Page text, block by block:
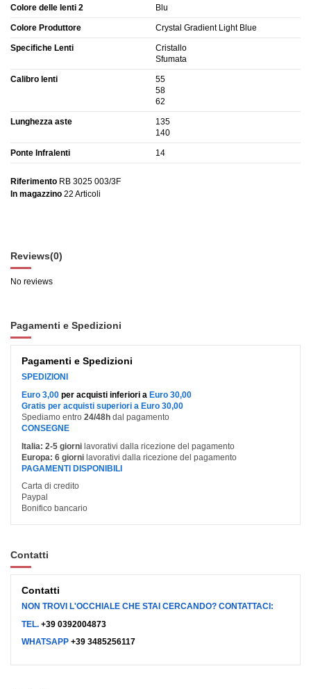
Colore delle lenti 2 Blu
Colore Produttore Crystal Gradient Light Blue
Specifiche Lenti
Cristallo
Sfumata
Calibro lenti
55
58
62
Lunghezza aste
135
140
Ponte Infralenti 14
Riferimento RB 3025 003/3F
In magazzino 22 Articoli
Reviews(0)
No reviews
Pagamenti e Spedizioni
Pagamenti e Spedizioni
SPEDIZIONI
Euro 3,00 per acquisti inferiori a Euro 30,00
Gratis per acquisti superiori a Euro 30,00
Spediamo entro 24/48h dal pagamento
CONSEGNE
Italia: 2-5 giorni lavorativi dalla ricezione del pagamento
Europa: 6 giorni lavorativi dalla ricezione del pagamento
PAGAMENTI DISPONIBILI
Carta di credito
Paypal
Bonifico bancario
Contatti
Contatti
NON TROVI L'OCCHIALE CHE STAI CERCANDO? CONTATTACI:
TEL. +39 0392004873
WHATSAPP +39 3485256117